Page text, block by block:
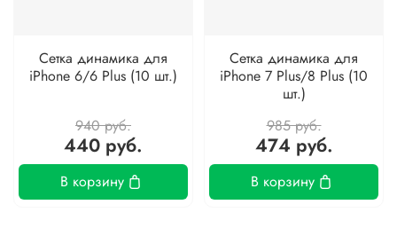
Сетка динамика для
iPhone 6/6 Plus (10 шт.)
940 руб.
440 руб.
В корзину
Сетка динамика для
iPhone 7 Plus/8 Plus (10
шт.)
985 руб.
474 руб.
В корзину